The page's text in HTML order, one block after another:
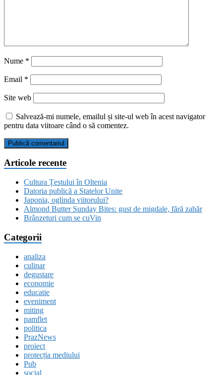
Nume *
Email *
Site web
Salvează-mi numele, emailul și site-ul web în acest navigator
pentru data viitoare când o să comentez.
Articole recente
Cultura Țestului în Oltenia
Datoria publică a Statelor Unite
Japonia, oglinda viitorului?
Almond Butter Sunday Bites: gust de migdale, fără zahăr
Brânzeturi cum se cuVin
Categorii
analiza
culinar
degustare
economie
educatie
eveniment
miting
pamflet
politica
PrazNews
proiect
protecția mediului
Pub
social